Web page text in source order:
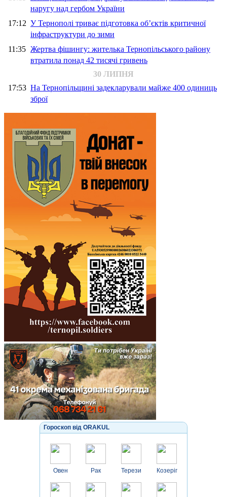
наругу над гербом України
17:12 У Тернополі триває підготовка об’єктів критичної
інфраструктури до зими
11:35 Жертва фішингу: жителька Тернопільського району
втратила понад 42 тисячі гривень
30 ЛИПНЯ
17:53 На Тернопільщині задекларували майже 400 одиниць
зброї
Гороскоп від ORAKUL
Овен Рак Терези Козеріг